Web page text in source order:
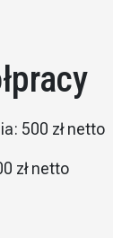
500 zł netto
zł netto